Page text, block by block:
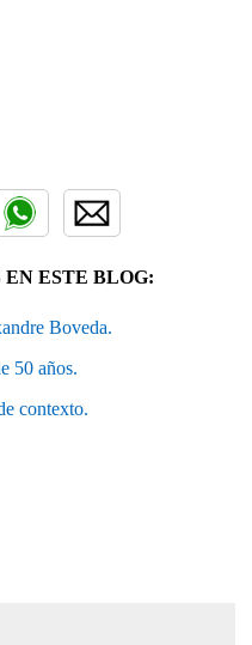
ESTE BLOG:
Boveda.
50 años.
contexto.